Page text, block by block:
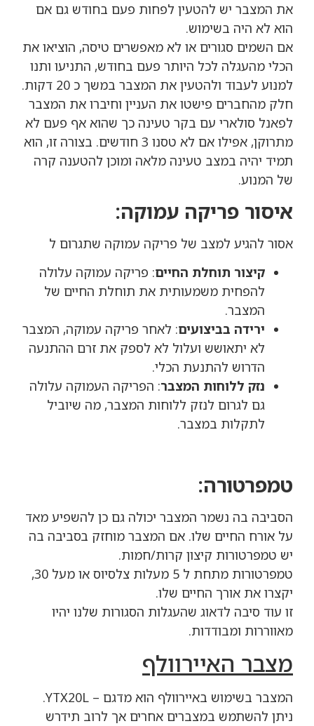
את המצבר יש להטעין לפחות פעם בחודש גם אם
הוא לא היה בשימוש.
אם השמים סגורים או לא מאפשרים טיסה, הוציאו את
הכלי מהעגלה לכל היותר פעם בחודש, התניעו ותנו
למנוע לעבוד ולהטעין את המצבר במשך כ 20 דקות.
חלק מהחברים פישטו את העניין וחיברו את המצבר
לפאנל סולארי עם בקר טעינה כך שהוא אף פעם לא
מתרוקן, אפילו אם לא טסנו 3 חודשים. בצורה זו, הוא
תמיד יהיה במצב טעינה מלאה ומוכן להטענה קרה
של המנוע.
איסור פריקה עמוקה:
אסור להגיע למצב של פריקה עמוקה שתגרום ל
קיצור תוחלת החיים: פריקה עמוקה עלולה
להפחית משמעותית את תוחלת החיים של
המצבר.
ירידה בביצועים: לאחר פריקה עמוקה, המצבר
לא יתאושש ועלול לא לספק את זרם ההתנעה
הדרוש להתנעת הכלי.
נזק ללוחות המצבר: הפריקה העמוקה עלולה
גם לגרום לנזק ללוחות המצבר, מה שיוביל
לתקלות במצבר.
טמפרטורה:
הסביבה בה נשמר המצבר יכולה גם כן להשפיע מאד
על אורח החיים שלו. אם המצבר מוחזק בסביבה בה
יש טמפרטורות קיצון קרות/חמות.
טמפרטורות מתחת ל 5 מעלות צלסיוס או מעל 30,
יקצרו את אורך החיים שלו.
זו עוד סיבה לדאוג שהעגלות הסגורות שלנו יהיו
מאווררות ומבודדות.
מצבר האיירוולף
המצבר בשימוש באיירוולף הוא מדגם – YTX20L.
ניתן להשתמש במצברים אחרים אך לרוב תידרש